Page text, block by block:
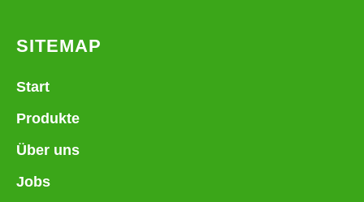
SITEMAP
Start
Produkte
Über uns
Jobs